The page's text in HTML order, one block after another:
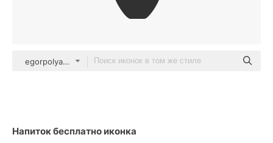
egorpolyakov Others
Напиток бесплатно иконка